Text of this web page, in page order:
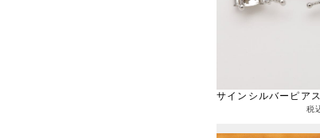
サインシルバーピアス